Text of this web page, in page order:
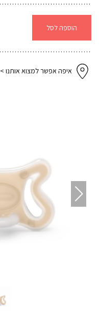
זירו
הוספה לסל
איפה אפשר למצוא אותנו >